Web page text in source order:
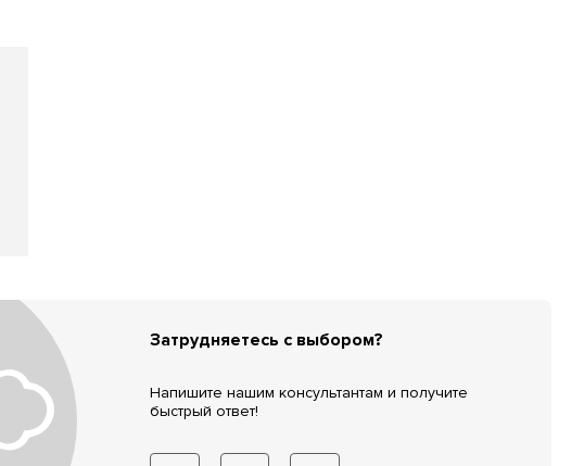
Затрудняетесь с выбором?
Напишите нашим консультантам и получите
быстрый ответ!